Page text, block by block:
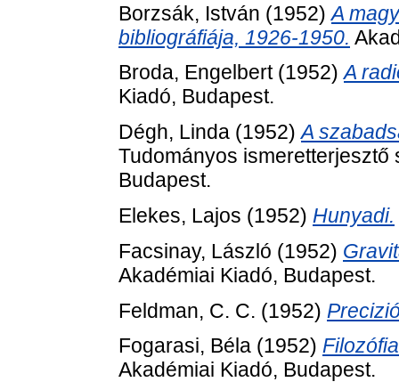
Borzsák, István (1952)A
bibliográfiája, 1926-1950.
Broda, Engelbert(1952)A
Kiadó, Budapest.
Dégh, Linda (1952)A
Tudományos ismeretterjesztő
Budapest.
Elekes, Lajos (1952) Hunyadi.
Facsinay, László (1952)
Akadémiai Kiadó, Budapest.
Feldman, C. C. (1952)
Fogarasi, Béla (1952)
Akadémiai Kiadó, Budapest.